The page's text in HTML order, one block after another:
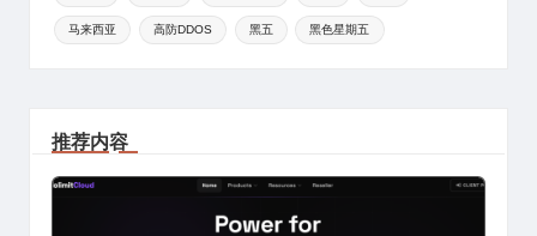
马来西亚 高防DDOS 黑五 黑色星期五
推荐内容